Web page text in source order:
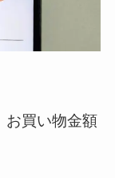
お買い物金額